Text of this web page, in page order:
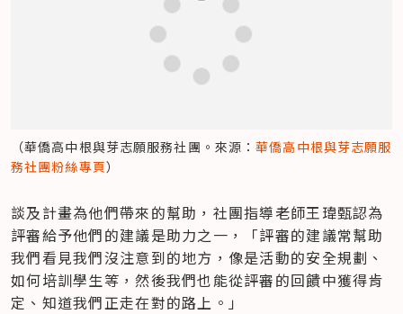
（華僑高中根與芽志願服務社團。來源：華僑高中根與芽志願服
務社團粉絲專頁）
談及計畫為他們帶來的幫助，社團指導老師王瑋甄認為
評審給予他們的建議是助力之一，「評審的建議常幫助
我們看見我們沒注意到的地方，像是活動的安全規劃、
如何培訓學生等，然後我們也能從評審的回饋中獲得肯
定、知道我們正走在對的路上。」